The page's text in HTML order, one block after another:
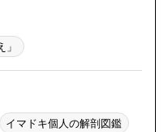
イマドキ個人の解剖図鑑